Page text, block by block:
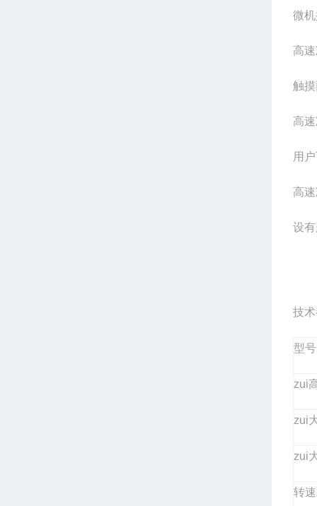
微
高
触
高
用
高
设
技
型号
zui
zui
zui
转